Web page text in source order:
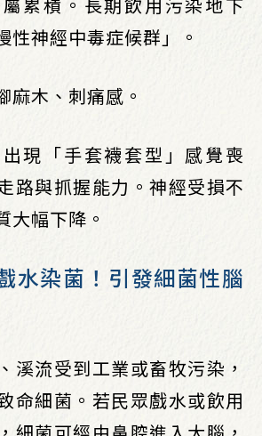
累積。長期飲用污染地下
性神經中毒症候群」。
麻木、刺痛感。
現「手套襪套型」感覺喪
路與抓握能力。神經受損不
大幅下降。
水染菌！引發細菌性腦
溪流受到工業或畜牧污染，
命細菌。若民眾戲水或飲用